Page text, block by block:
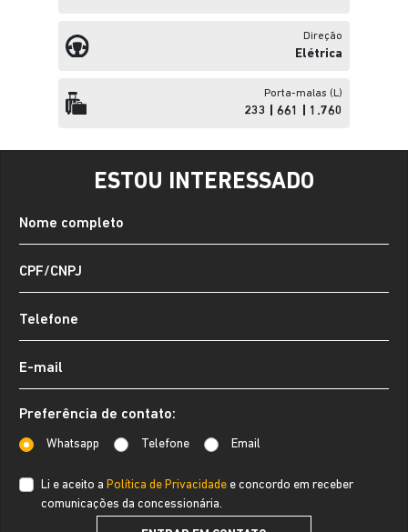
ESTOU INTERESSADO
Preferência de contato:
Whatsapp Telefone Email
Li e aceito a Política de Privacidade e concordo em receber
comunicações da concessionária.
Direção
Elétrica
Porta-malas (L)
233 | 661 | 1.760